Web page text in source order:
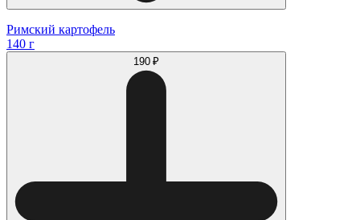
Римский картофель
140 г
190 ₽